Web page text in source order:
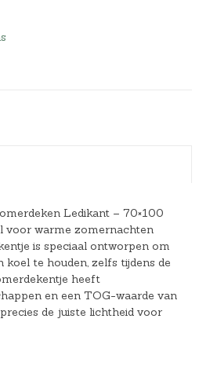
Ledikant – 70×100
voor warme zomernachten
is speciaal ontworpen om
te houden, zelfs tijdens de
heeft
en een TOG-waarde van
de juiste lichtheid voor